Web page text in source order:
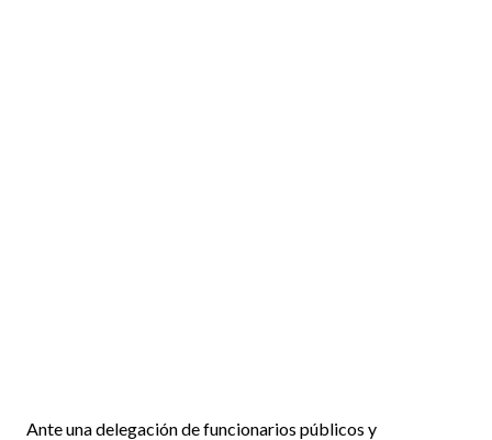
Ante una delegación de funcionarios públicos y